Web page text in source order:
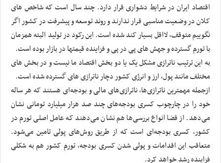
اقتصاد ایران در شرایط دشواری قرار دارد. چند سال است که شاخص های
کلان در وضعیت مناسبی قرار ندارند و روند توسعه و پیشرفت در کشور اگر
نگوییم متوقف، لااقل بسیار کند شده است. این رکود در تولید البته همزمان
با تورم گسترده و جهش های پی در پی و فزاینده قیمتها در بازار بوده است.
به این ترتیب ناترازی مشکل یک یا دو بخش اقتصاد ما نیست و در بخش های
مختلف مانند پول، ارز و انرژی کشور دچار ناترازی های گسترده شده است.
ازجمله مهمترین ناترازی‌ها، ناترازی‌های مالی و بودجه‌ای هستند که هر ساله
خود را در چارچوب کسری بودجه‌های چند صد هزار میلیارد تومانی نشان
می‌دهد. از قضا انواع بررسی‌ها هم نشان می‌دهند که عامل اصلی تورم در
کشور، کسری بودجه‌ای است که از طریق روش‌های پولی تامین می‌شود.
متعاقب این اقدامات و پولی شدن کسری بودجه، تورم کشور هم به شکلی
فزاینده رشد خواهد کرد.